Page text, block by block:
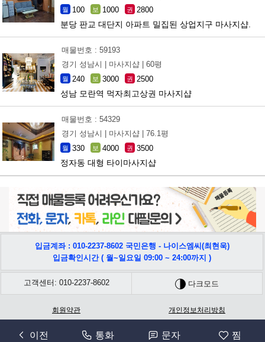
월 100 보 1000 권 2800
분당 판교 대단지 아파트 밀집된 상업지구 마사지샵.
매물번호 : 59193
경기 성남시 |
마사지샵 | 60평
월 240 보 3000 권 2500
성남 모란역 먹자최고상권 마사지샵
매물번호 : 54329
경기 성남시 |
마사지샵 | 76.1평
월 330 보 4000 권 3500
정자동 대형 타이마사지샵
이전 통화 문자 찜
입금계좌 : 010-2237-8602 국민은행 - 나이스엠씨(최현욱)
입금확인시간 ( 월~일요일 09:00 ~ 24:00까지 )
고객센터: 010-2237-8602 다크모드
회원약관 개인정보처리방침
52, 401-1308 | 통신판매사업신고:2022-충남천안-0552호 | 개인정보책임자(CPO): 최홍석 |